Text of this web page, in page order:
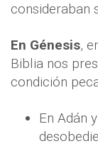
consideraban
En Génesis,
Biblia nos
condición
En Adán